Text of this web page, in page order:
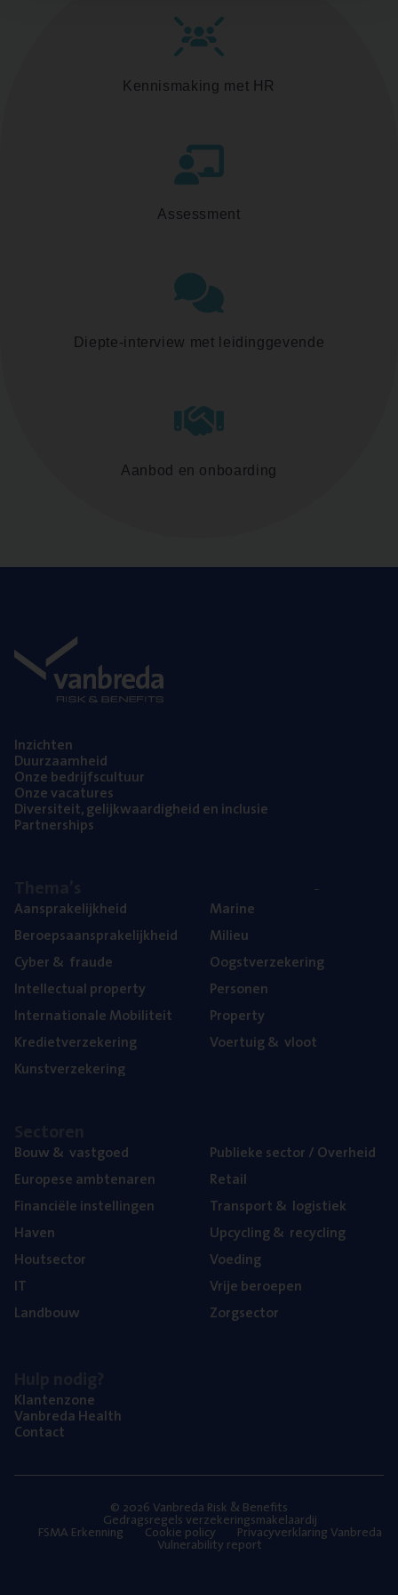
Kennismaking met HR
Assessment
Diepte-interview met leidinggevende
Aanbod en onboarding
Inzich­ten
Duur­zaam­heid
Onze bedrijfs­cul­tuur
Onze vaca­tu­res
Diver­si­teit, gelijk­waar­dig­heid en inclusie
Part­ner­ships
Aan­spra­ke­lijk­heid
Beroeps­aan­spra­ke­lijk­heid
Cyber& fraude
Intel­lec­tu­al property
Inter­na­ti­o­na­le Mobiliteit
Kre­diet­ver­ze­ke­ring
Kunst­ver­ze­ke­ring
Mari­ne
Mili­eu
Oogst­ver­ze­ke­ring
Per­so­nen
Pro­per­ty
Voer­tuig& vloot
Bouw& vastgoed
Euro­pe­se ambtenaren
Finan­ci­ë­le instellingen
Haven
Hout­sec­tor
IT
Land­bouw
Publie­ke sec­tor / Overheid
Retail
Trans­port& logistiek
Upcy­cling& recycling
Voe­ding
Vrije beroe­pen
Zorg­sec­tor
Klan­ten­zo­ne
Van­b­re­da Health
Con­tact
© 2026 Vanbreda Risk & Benefits
Gedragsregels verzekeringsmakelaardij
FSMA Erkenning Cookie policy Privacyverklaring Vanbreda
Vulnerability report